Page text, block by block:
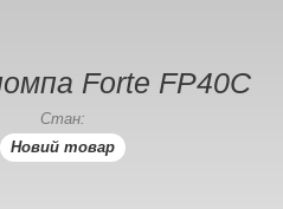
Forte FP40C
Стан:
Новий товар